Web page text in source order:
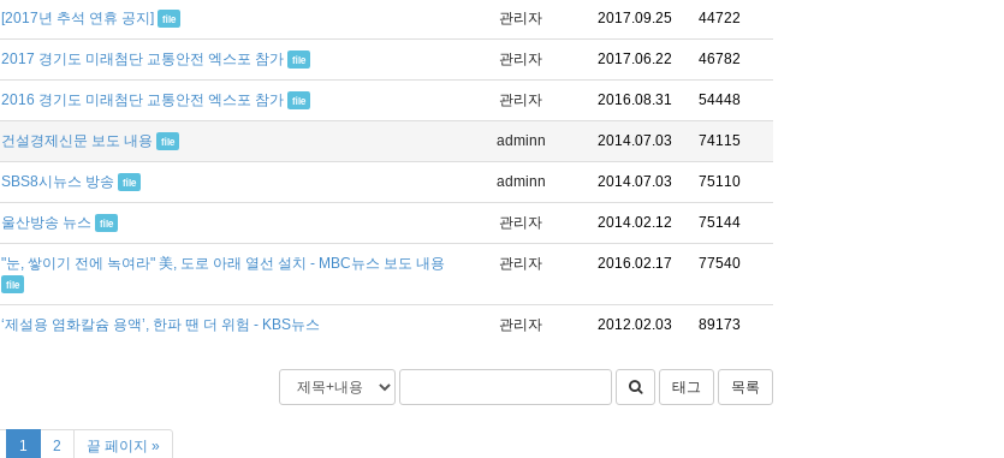
[2017년 추석 연휴 공지] file 관리자 2017.09.25 44722
2017 경기도 미래첨단 교통안전 엑스포 참가 file 관리자 2017.06.22 46782
2016 경기도 미래첨단 교통안전 엑스포 참가 file 관리자 2016.08.31 54448
건설경제신문 보도 내용 file adminn 2014.07.03 74115
SBS8시뉴스 방송 file adminn 2014.07.03 75110
울산방송 뉴스 file 관리자 2014.02.12 75144
"눈, 쌓이기 전에 녹여라" 美, 도로 아래 열선 설치 - MBC뉴스 보도 내용
file
관리자 2016.02.17 77540
‘제설용 염화칼슘 용액’, 한파 땐 더 위험 - KBS뉴스 관리자 2012.02.03 89173
태그 목록
1 2 끝 페이지 »